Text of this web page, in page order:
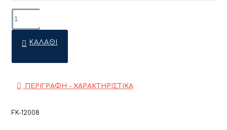
ΚΑΛΆΘΙ
ΠΕΡΙΓΡΑΦΗ - ΧΑΡΑΚΤΗΡΙΣΤΙΚΑ
FK-12008